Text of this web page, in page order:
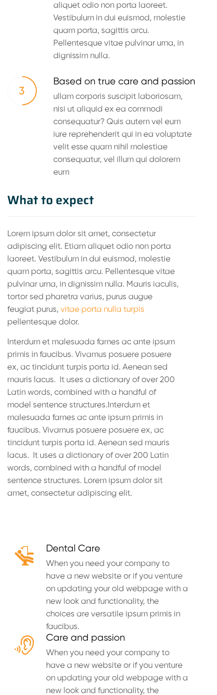
aliquet odio non porta laoreet.
Vestibulum in dui euismod, molestie
quam porta, sagittis arcu.
Pellentesque vitae pulvinar urna, in
dignissim nulla.
3
Based on true care and passion
ullam corporis suscipit laboriosam,
nisi ut aliquid ex ea commodi
consequatur? Quis autem vel eum
iure reprehenderit qui in ea voluptate
velit esse quam nihil molestiae
consequatur, vel illum qui dolorem
eum
What to expect
Lorem ipsum dolor sit amet, consectetur
adipiscing elit. Etiam aliquet odio non porta
laoreet. Vestibulum in dui euismod, molestie
quam porta, sagittis arcu. Pellentesque vitae
pulvinar urna, in dignissim nulla. Mauris iaculis,
tortor sed pharetra varius, purus augue
feugiat purus, vitae porta nulla turpis
pellentesque dolor.
Interdum et malesuada fames ac ante ipsum
primis in faucibus. Vivamus posuere posuere
ex, ac tincidunt turpis porta id. Aenean sed
mauris lacus. It uses a dictionary of over 200
Latin words, combined with a handful of
model sentence structures.Interdum et
malesuada fames ac ante ipsum primis in
faucibus. Vivamus posuere posuere ex, ac
tincidunt turpis porta id. Aenean sed mauris
lacus. It uses a dictionary of over 200 Latin
words, combined with a handful of model
sentence structures. Lorem ipsum dolor sit
amet, consectetur adipiscing elit.
Dental Care
When you need your company to
have a new website or if you venture
on updating your old webpage with a
new look and functionality, the
choices are versatile ipsum primis in
faucibus.
Care and passion
When you need your company to
have a new website or if you venture
on updating your old webpage with a
new look and functionality, the